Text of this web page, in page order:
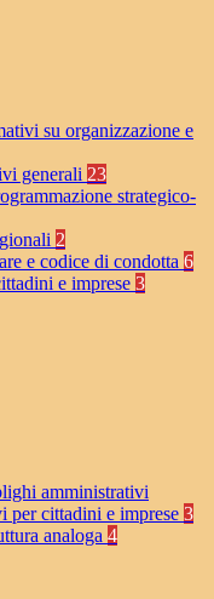
su organizzazione e
generali 23
strategico-
2
e codice di condotta 6
e imprese 3
amministrativi
per cittadini e imprese 3
analoga 4